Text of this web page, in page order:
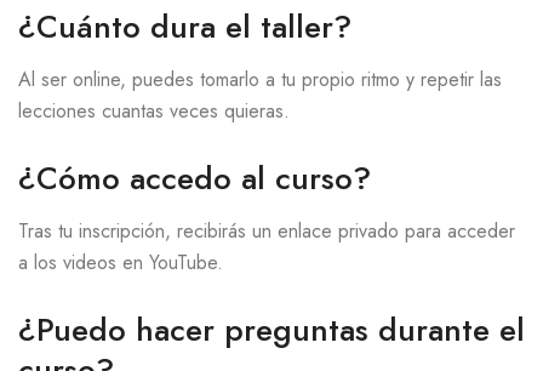
¿Cuánto dura el taller?
Al ser online, puedes tomarlo a tu propio ritmo y repetir las
lecciones cuantas veces quieras.
¿Cómo accedo al curso?
Tras tu inscripción, recibirás un enlace privado para acceder
a los videos en YouTube.
¿Puedo hacer preguntas durante el